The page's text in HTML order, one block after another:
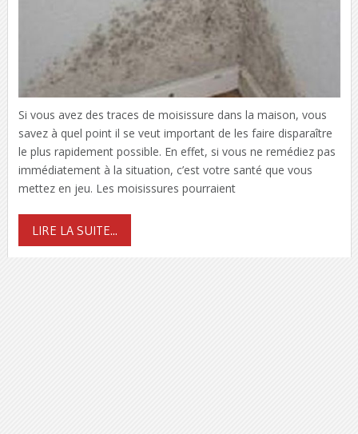
Si vous avez des traces de moisissure dans la maison, vous
savez à quel point il se veut important de les faire disparaître
le plus rapidement possible. En effet, si vous ne remédiez pas
immédiatement à la situation, c’est votre santé que vous
mettez en jeu. Les moisissures pourraient
LIRE LA SUITE...